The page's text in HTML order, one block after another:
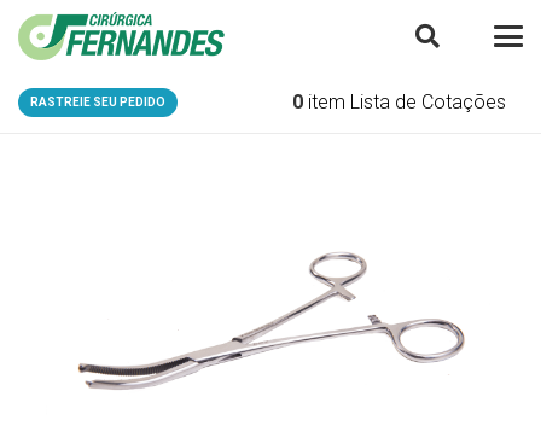
RASTREIE SEU PEDIDO 0 item Lista de Cotações